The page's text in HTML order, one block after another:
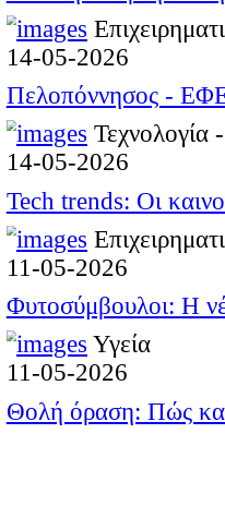
Παρασκευή
04-08-2026
Οι
03-08-2026
Οι